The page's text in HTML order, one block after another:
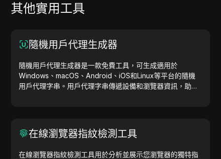
其他實用工具
隨機用戶代理生成器
隨機用戶代理生成器是一款免費工具，可生成適用於
Windows、macOS、Android、iOS和Linux等平台的隨機
用戶代理字串。用戶代理字串傳遞設備和瀏覽器資訊，助力
在線瀏覽器指紋檢測工具
在線瀏覽器指紋檢測工具用於分析並展示您瀏覽器的獨特指